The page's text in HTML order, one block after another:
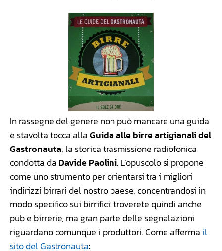
In rassegne del genere non può mancare una guida
e stavolta tocca allaGuida alle birre artigianali del
Gastronauta, la storica trasmissione radiofonica
condotta da Davide Paolini. L’opuscolo si propone
come uno strumento per orientarsi tra i migliori
indirizzi birrari del nostro paese, concentrandosi in
modo specifico sui birrifici: troverete quindi anche
pub e birrerie, ma gran parte delle segnalazioni
riguardano comunque i produttori. Come afferma il
sito del Gastronauta: